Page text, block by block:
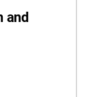
and